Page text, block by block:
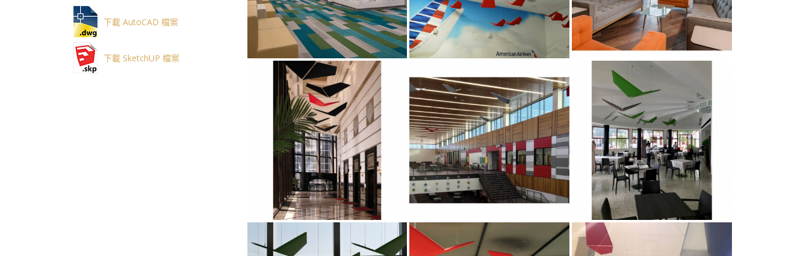
下載 AutoCAD 檔案
下載 SketchUP 檔案